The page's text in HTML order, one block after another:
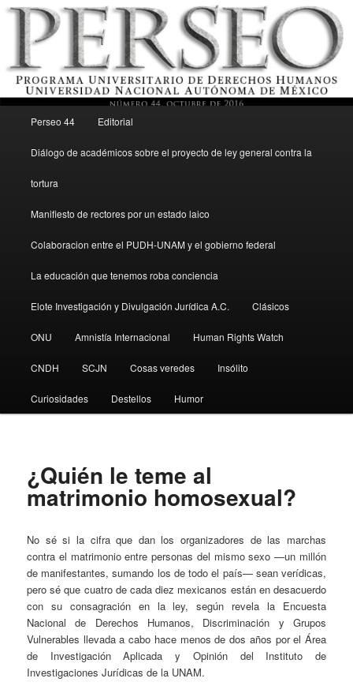
Perseo – PUDH UNAM
Ir al contenido secundario
Perseo 44 Editorial
Diálogo de académicos sobre el proyecto de ley general contra la
tortura
Manifiesto de rectores por un estado laico
Colaboracion entre el PUDH-UNAM y el gobierno federal
La educación que tenemos roba conciencia
Elote Investigación y Divulgación Jurídica A.C. Clásicos
ONU Amnistía Internacional Human Rights Watch
CNDH SCJN Cosas veredes Insólito
Curiosidades Destellos Humor
¿Quién le teme al
matrimonio homosexual?
No sé si la cifra que dan los organizadores de las marchas
contra el matrimonio entre personas del mismo sexo —un millón
de manifestantes, sumando los de todo el país— sean verídicas,
pero sé que cuatro de cada diez mexicanos están en desacuerdo
con su consagración en la ley, según revela la Encuesta
Nacional de Derechos Humanos, Discriminación y Grupos
Vulnerables llevada a cabo hace menos de dos años por el Área
de Investigación Aplicada y Opinión del Instituto de
Investigaciones Jurídicas de la UNAM.